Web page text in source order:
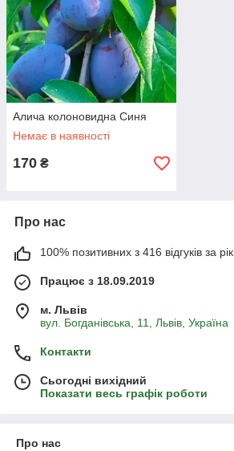
Алича колоновидна Синя
Немає в наявності
170 ₴
Про нас
100% позитивних з 416 відгуків за рік
Працює з 18.09.2019
м. Львів
вул. Богданівська, 11, Львів, Україна
Контакти
Сьогодні вихідний
Показати весь графік роботи
Про нас